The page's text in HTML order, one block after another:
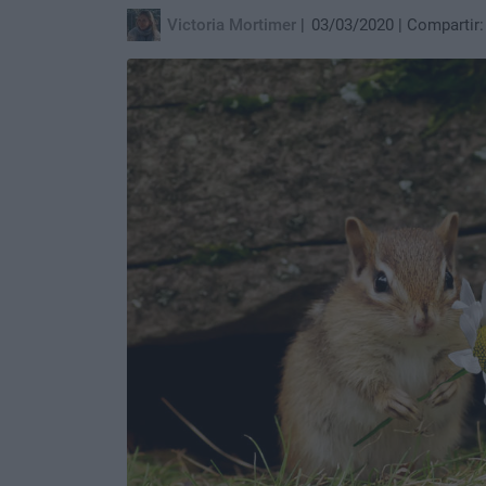
Victoria Mortimer 03/03/2020